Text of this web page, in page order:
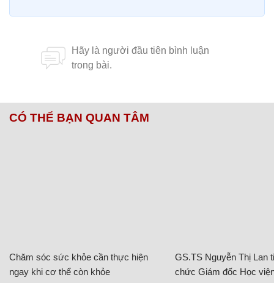
CÓ THỂ BẠN QUAN TÂM
Chăm sóc sức khỏe cần thực hiện
ngay khi cơ thể còn khỏe
GS.TS Nguyễn Thị Lan
chức Giám đốc Học